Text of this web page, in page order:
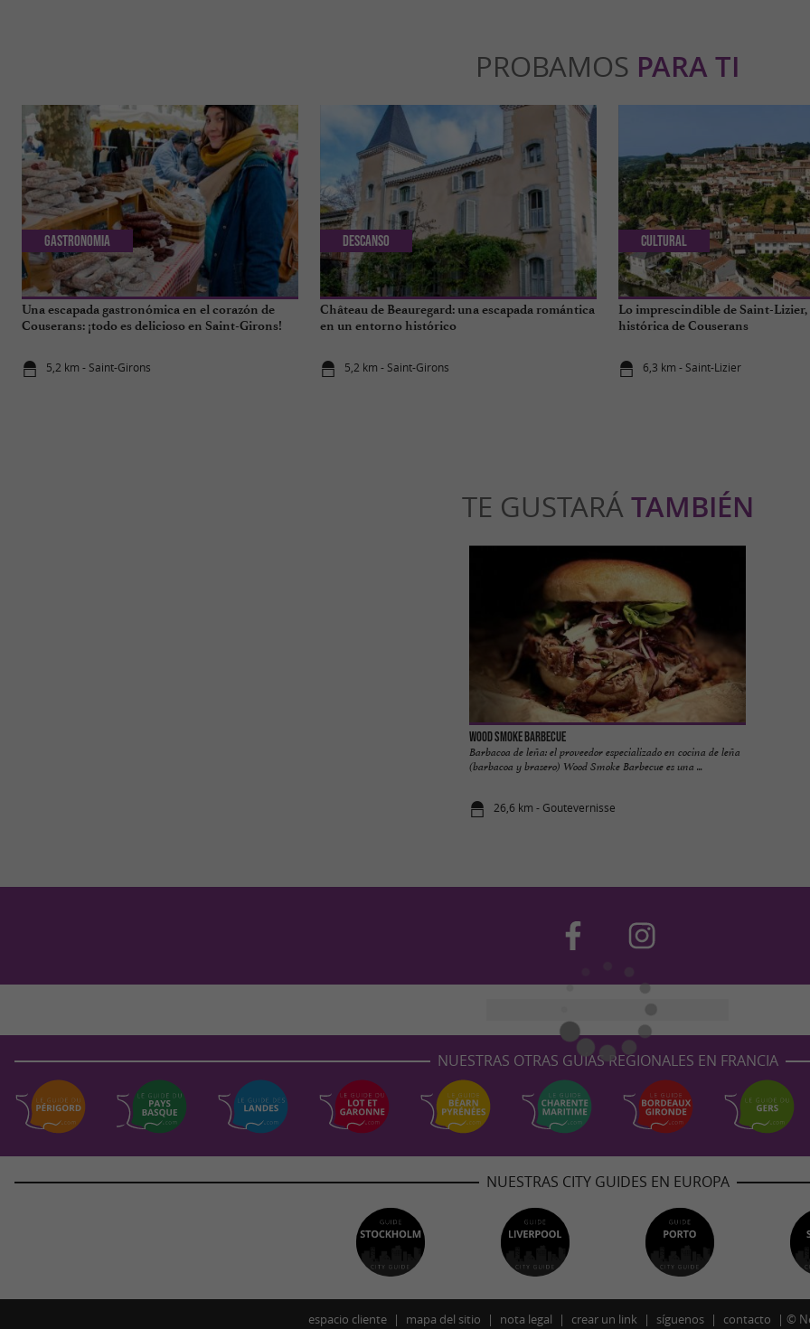
PROBAMOS PARA TI
Una escapada gastronómica en el corazón de
Couserans: ¡todo es delicioso en Saint-Girons!
5,2 km - Saint-Girons
Gastronomia
Château de Beauregard: una escapada romántica
en un entorno histórico
5,2 km - Saint-Girons
Descanso
Lo imprescindible de Saint-
histórica de Couserans
6,3 km - Saint-Lizier
Cultural
TE GUSTARÁTAMBIÉN
Wood Smoke Barbecue
Barbacoa de leña: el proveedor especializado en cocina de leña
(barbacoa y brasero) Wood Smoke Barbecue es una ...
26,6 km - Goutevernisse
NUESTRAS OTRAS GUÍAS REGIONALES EN FRANCIA
NUESTRAS CITY GUIDES EN EUROPA
espacio cliente mapa del sitio nota legal crear un link síguenos contacto ©